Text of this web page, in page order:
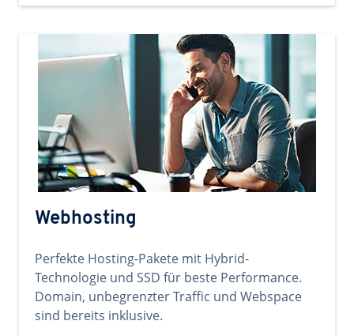
Webhosting
Perfekte Hosting-Pakete mit Hybrid-
Technologie und SSD für beste Performance.
Domain, unbegrenzter Traffic und Webspace
sind bereits inklusive.